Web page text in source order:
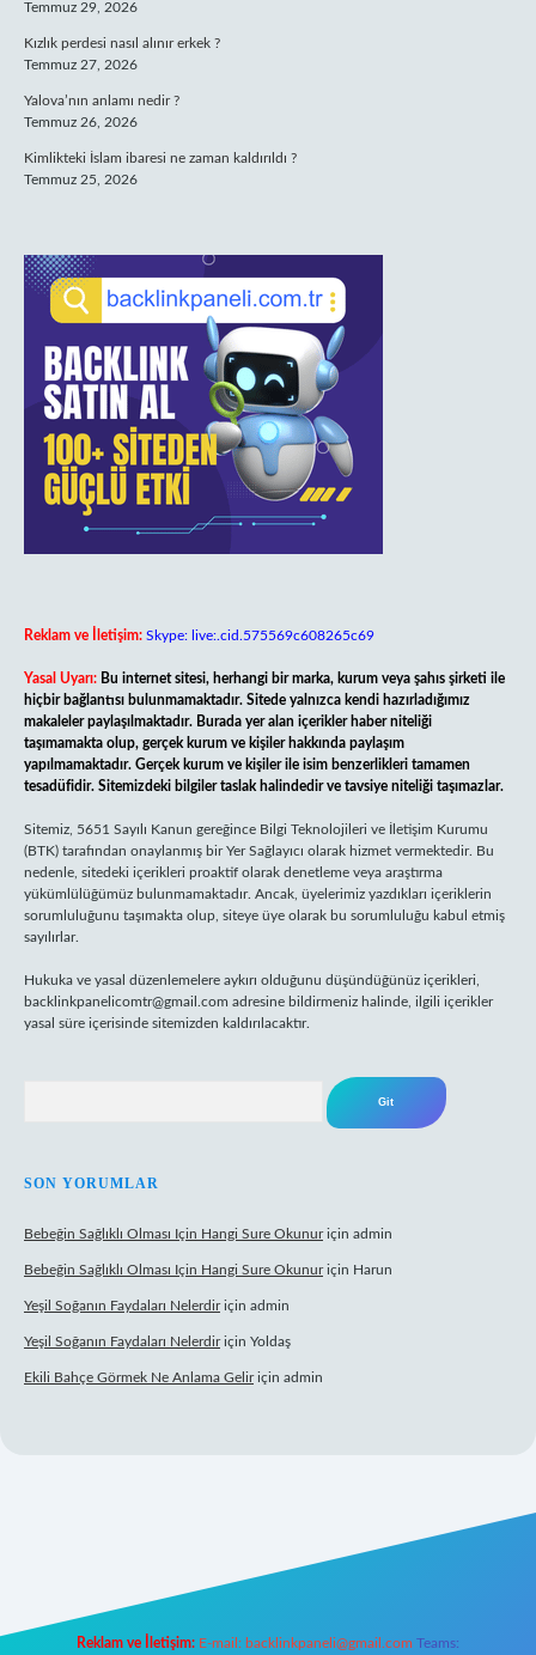
Temmuz 29, 2026
Kızlık perdesi nasıl alınır erkek ?
Temmuz 27, 2026
Yalova’nın anlamı nedir ?
Temmuz 26, 2026
Kimlikteki İslam ibaresi ne zaman kaldırıldı ?
Temmuz 25, 2026
Reklam ve İletişim: Skype: live:.cid.575569c608265c69
Yasal Uyarı: Bu internet sitesi, herhangi bir marka, kurum veya şahıs şirketi ile
hiçbir bağlantısı bulunmamaktadır. Sitede yalnızca kendi hazırladığımız
makaleler paylaşılmaktadır. Burada yer alan içerikler haber niteliği
taşımamakta olup, gerçek kurum ve kişiler hakkında paylaşım
yapılmamaktadır. Gerçek kurum ve kişiler ile isim benzerlikleri tamamen
tesadüfidir. Sitemizdeki bilgiler taslak halindedir ve tavsiye niteliği taşımazlar.
Sitemiz, 5651 Sayılı Kanun gereğince Bilgi Teknolojileri ve İletişim Kurumu
(BTK) tarafından onaylanmış bir Yer Sağlayıcı olarak hizmet vermektedir. Bu
nedenle, sitedeki içerikleri proaktif olarak denetleme veya araştırma
yükümlülüğümüz bulunmamaktadır. Ancak, üyelerimiz yazdıkları içeriklerin
sorumluluğunu taşımakta olup, siteye üye olarak bu sorumluluğu kabul etmiş
sayılırlar.
Hukuka ve yasal düzenlemelere aykırı olduğunu düşündüğünüz içerikleri,
backlinkpanelicomtr@gmail.com adresine bildirmeniz halinde, ilgili içerikler
yasal süre içerisinde sitemizden kaldırılacaktır.
SON YORUMLAR
Bebeğin Sağlıklı Olması Için Hangi Sure Okunuriçin admin
Bebeğin Sağlıklı Olması Için Hangi Sure Okunuriçin Harun
Yeşil Soğanın Faydaları Nelerdiriçin admin
Yeşil Soğanın Faydaları Nelerdiriçin Yoldaş
Ekili Bahçe Görmek Ne Anlama Geliriçin admin
Reklam ve İletişim: E-mail: backlinkpaneli@gmail.com Teams: